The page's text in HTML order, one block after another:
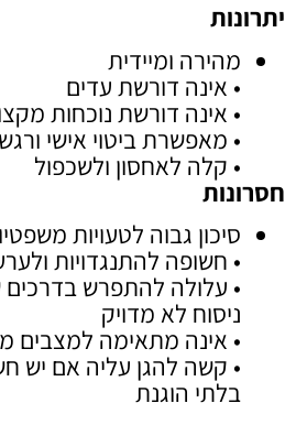
יתרונות
מהירה ומיידית
• אינה דורשת עדים
• אינה דורשת נוכחות
• מאפשרת ביטוי אישי
• קלה לאחסון ולשכפול
חסרונות
סיכון גבוה לטעויות
• חשופה להתנגדויות
• עלולה להתפרש
ניסוח לא מדויק
• אינה מתאימה למצבים
• קשה להגן עליה אם יש
בלתי הוגנת